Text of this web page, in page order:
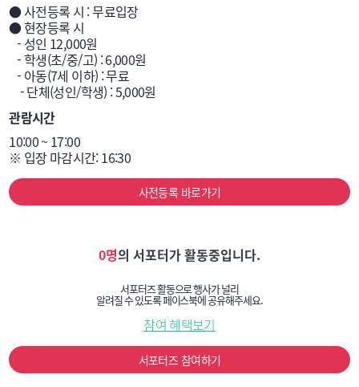
● 사전등록 시 : 무료입장
● 현장등록 시
   - 성인 12,000원
   - 학생(초/중/고) : 6,000원
   - 아동(7세 이하) : 무료
    - 단체(성인/학생) : 5,000원
관람시간
10:00 ~ 17:00
※ 입장 마감시간: 16:30
사전등록 바로가기
0명의 서포터가 활동중입니다.
서포터즈 활동으로 행사가 널리
알려질 수 있도록 페이스북에 공유해주세요.
참여 혜택보기
서포터즈 참여하기